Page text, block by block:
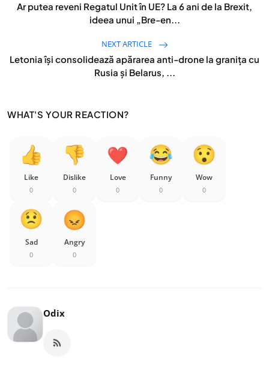
Ar putea reveni Regatul Unit în UE? La 6 ani de la Brexit,
ideea unui „Bre-en...
NEXT ARTICLE
Letonia îşi consolidează apărarea anti-drone la graniţa cu
Rusia şi Belarus, ...
WHAT'S YOUR REACTION?
Like
0
Dislike
0
Love
0
Funny
0
Wow
0
Sad
0
Angry
0
Odix